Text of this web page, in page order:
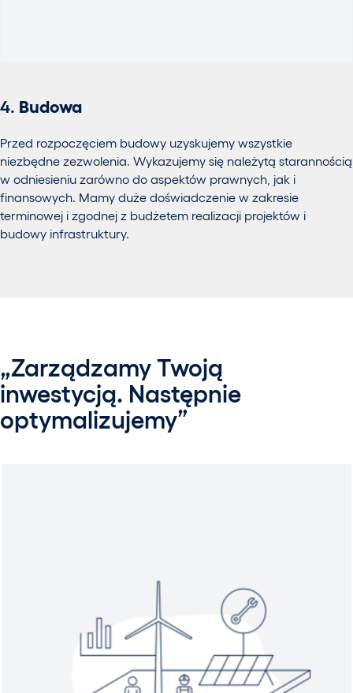
4. Budowa
Przed rozpoczęciem budowy uzyskujemy wszystkie
niezbędne zezwolenia. Wykazujemy się należytą starannością
w odniesieniu zarówno do aspektów prawnych, jak i
finansowych. Mamy duże doświadczenie w zakresie
terminowej i zgodnej z budżetem realizacji projektów i
budowy infrastruktury.
„Zarządzamy Twoją
inwestycją. Następnie
optymalizujemy”